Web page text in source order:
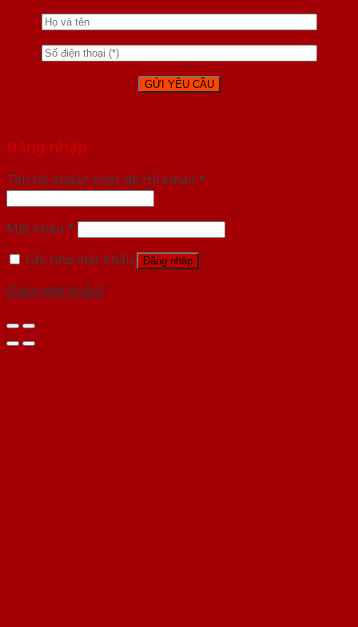
Đăng nhập
Tên tài khoản hoặc địa chỉ email *
Mật khẩu *
Ghi nhớ mật khẩu
Đăng nhập
Quên mật khẩu?